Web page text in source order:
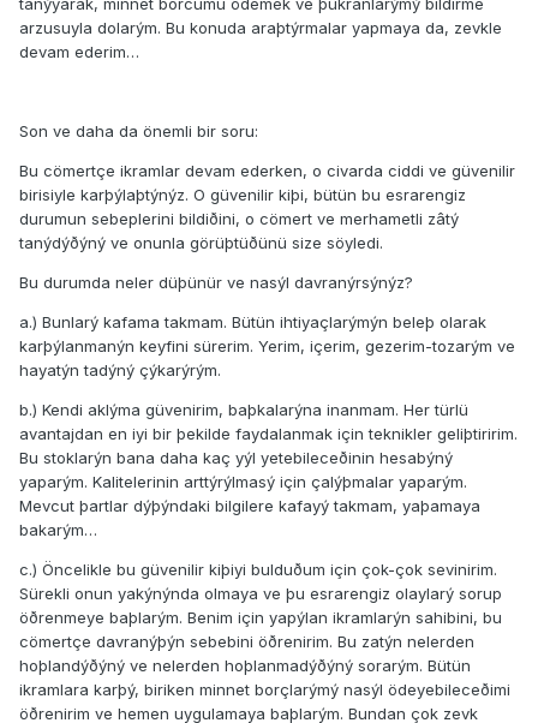
tanýyarak, minnet borcumu ödemek ve þükranlarýmý bildirme
arzusuyla dolarým. Bu konuda araþtýrmalar yapmaya da, zevkle
devam ederim…
Son ve daha da önemli bir soru:
Bu cömertçe ikramlar devam ederken, o civarda ciddi ve güvenilir
birisiyle karþýlaþtýnýz. O güvenilir kiþi, bütün bu esrarengiz
durumun sebeplerini bildiðini, o cömert ve merhametli zâtý
tanýdýðýný ve onunla görüþtüðünü size söyledi.
Bu durumda neler düþünür ve nasýl davranýrsýnýz?
a.) Bunlarý kafama takmam. Bütün ihtiyaçlarýmýn beleþ olarak
karþýlanmanýn keyfini sürerim. Yerim, içerim, gezerim-tozarým ve
hayatýn tadýný çýkarýrým.
b.) Kendi aklýma güvenirim, baþkalarýna inanmam. Her türlü
avantajdan en iyi bir þekilde faydalanmak için teknikler geliþtiririm.
Bu stoklarýn bana daha kaç yýl yetebileceðinin hesabýný
yaparým. Kalitelerinin arttýrýlmasý için çalýþmalar yaparým.
Mevcut þartlar dýþýndaki bilgilere kafayý takmam, yaþamaya
bakarým…
c.) Öncelikle bu güvenilir kiþiyi bulduðum için çok-çok sevinirim.
Sürekli onun yakýnýnda olmaya ve þu esrarengiz olaylarý sorup
öðrenmeye baþlarým. Benim için yapýlan ikramlarýn sahibini, bu
cömertçe davranýþýn sebebini öðrenirim. Bu zatýn nelerden
hoþlandýðýný ve nelerden hoþlanmadýðýný sorarým. Bütün
ikramlara karþý, biriken minnet borçlarýmý nasýl ödeyebileceðimi
öðrenirim ve hemen uygulamaya baþlarým. Bundan çok zevk